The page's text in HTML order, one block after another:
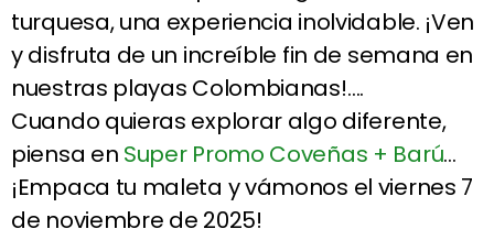
turquesa, una experiencia inolvidable. ¡Ven
y disfruta de un increíble fin de semana en
nuestras playas Colombianas!….
Cuando quieras explorar algo diferente,
piensa en Super Promo Coveñas + Barú…
¡Empaca tu maleta y vámonos el viernes 7
de noviembre de 2025!